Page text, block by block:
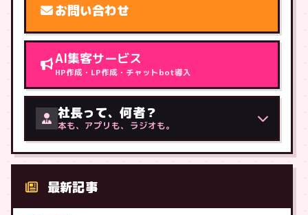
お問い合わせ
AI集客サービス
HP作成・LP作成・チャットbot導入
社長って、何者？
本も、アプリも、ラジオも。
最新記事